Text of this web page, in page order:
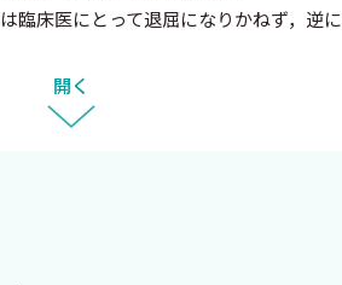
臨床医にとって退屈になりかねず，逆に
する思考プロセスの裏にはこんなロジ
内容を伝えるべく努力したつもりで
ありませんので，どの症例から読み始め
え方を勉強できるようになっています．
効性はないかもしれませんが，日常診
開く